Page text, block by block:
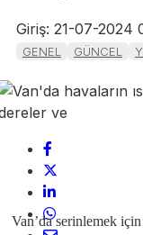
Giriş: 21-07-2024
GENEL GÜNCEL
Van’da serinlemek